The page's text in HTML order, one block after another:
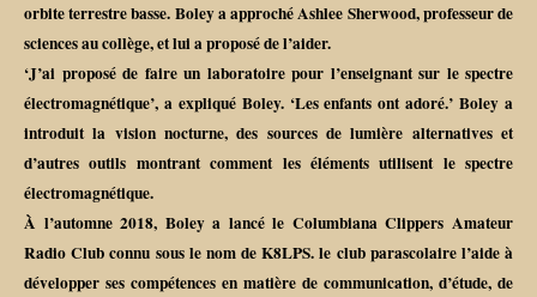
orbite terrestre basse. Boley a approché Ashlee Sherwood, professeur de
sciences au collège, et lui a proposé de l’aider.
‘J’ai proposé de faire un laboratoire pour l’enseignant sur le spectre
électromagnétique’, a expliqué Boley. ‘Les enfants ont adoré.’ Boley a
introduit la vision nocturne, des sources de lumière alternatives et
d’autres outils montrant comment les éléments utilisent le spectre
électromagnétique.
À l’automne 2018, Boley a lancé le Columbiana Clippers Amateur
Radio Club connu sous le nom de K8LPS. le club parascolaire l’aide à
développer ses compétences en matière de communication, d’étude, de